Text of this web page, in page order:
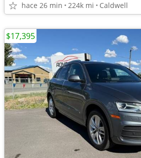
hace 26 min 224k mi Caldwell
$17,395